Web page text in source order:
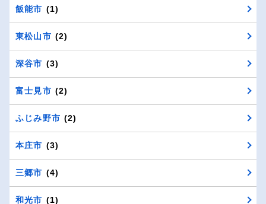
飯能市 (1)
東松山市 (2)
深谷市 (3)
富士見市 (2)
ふじみ野市 (2)
本庄市 (3)
三郷市 (4)
和光市 (1)